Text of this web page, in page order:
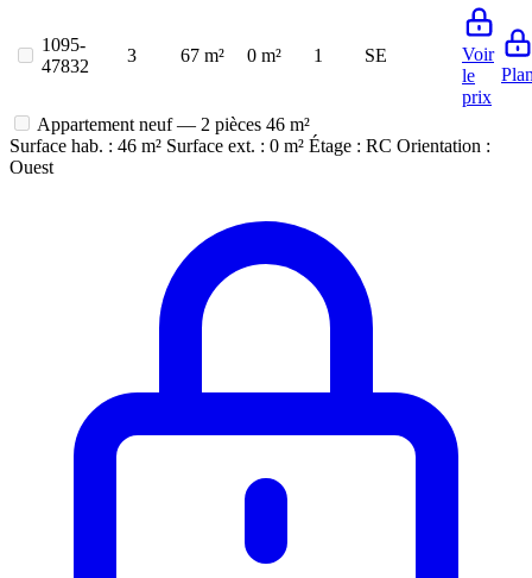
1095-
47832
3 67 m² 0 m² 1 SE
Voir
le
prix
Appartement neuf — 2 pièces 46 m²
Surface hab. : 46 m² Surface ext. : 0 m² Étage : RC Orientation :
Ouest